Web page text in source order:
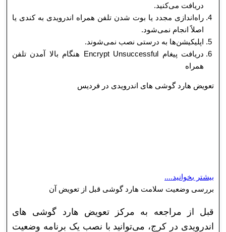
دریافت می‌کنید.
راه‌اندازی مجدد یا بوت شدن تلفن همراه اندرویدی به کندی یا
اصلاً انجام نمی‌شود.
اپلیکیشن‌ها به درستی نصب نمی‌شوند.
دریافت پیغام Encrypt Unsuccessful هنگام بالا آمدن تلفن
همراه
تعویض هارد گوشی های اندرویدی در فردیس
بیشتر بخوانید....
بررسی وضعیت سلامت هارد گوشی قبل از تعویض آن
قبل از مراجعه به مرکز تعویض هارد گوشی های
اندرویدی در کرج، می‌توانید با نصب یک برنامه وضعیت